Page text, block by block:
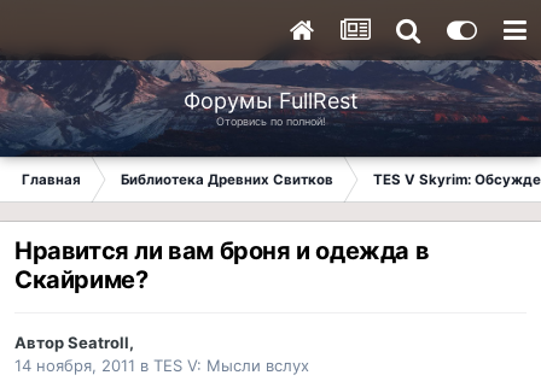
Форумы FullRest
Оторвись по полной!
Главная Библиотека Древних Свитков TES V Skyrim:
Нравится ли вам броня и одежда в
Скайриме?
АвторSeatroll,
14 ноября, 2011 в TES V: Мысли вслух